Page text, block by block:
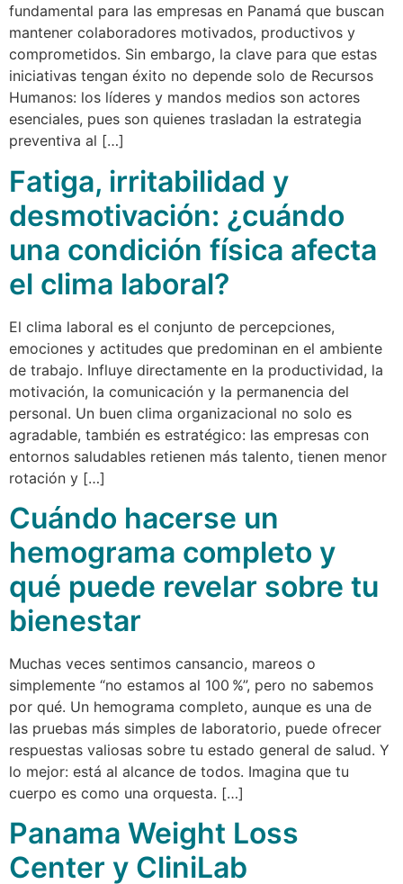
fundamental para las empresas en Panamá que buscan
mantener colaboradores motivados, productivos y
comprometidos. Sin embargo, la clave para que estas
iniciativas tengan éxito no depende solo de Recursos
Humanos: los líderes y mandos medios son actores
esenciales, pues son quienes trasladan la estrategia
preventiva al […]
Fatiga, irritabilidad y
desmotivación: ¿cuándo
una condición física afecta
el clima laboral?
El clima laboral es el conjunto de percepciones,
emociones y actitudes que predominan en el ambiente
de trabajo. Influye directamente en la productividad, la
motivación, la comunicación y la permanencia del
personal. Un buen clima organizacional no solo es
agradable, también es estratégico: las empresas con
entornos saludables retienen más talento, tienen menor
rotación y […]
Cuándo hacerse un
hemograma completo y
qué puede revelar sobre tu
bienestar
Muchas veces sentimos cansancio, mareos o
simplemente “no estamos al 100 %”, pero no sabemos
por qué. Un hemograma completo, aunque es una de
las pruebas más simples de laboratorio, puede ofrecer
respuestas valiosas sobre tu estado general de salud. Y
lo mejor: está al alcance de todos. Imagina que tu
cuerpo es como una orquesta. […]
Panama Weight Loss
Center y CliniLab